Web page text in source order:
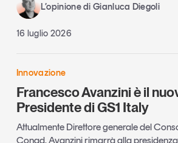
L’opinione di Gianluca Diegoli
16 luglio 2026
Innovazione
Francesco Avanzini è il
Presidente di GS1 Italy
Attualmente Direttore generale del
Conad, Avanzini rimarrà alla